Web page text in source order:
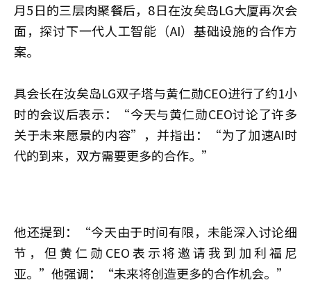
月5日的三层肉聚餐后，8日在汝矣岛LG大厦再次会
面，探讨下一代人工智能（AI）基础设施的合作方
案。
具会长在汝矣岛LG双子塔与黄仁勋CEO进行了约1小
时的会议后表示：“今天与黄仁勋CEO讨论了许多
关于未来愿景的内容”，并指出：“为了加速AI时
代的到来，双方需要更多的合作。”
他还提到：“今天由于时间有限，未能深入讨论细
节，但黄仁勋CEO表示将邀请我到加利福尼
亚。”他强调：“未来将创造更多的合作机会。”